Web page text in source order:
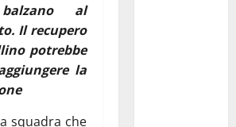
al
Il recupero
potrebbe
la
squadra che